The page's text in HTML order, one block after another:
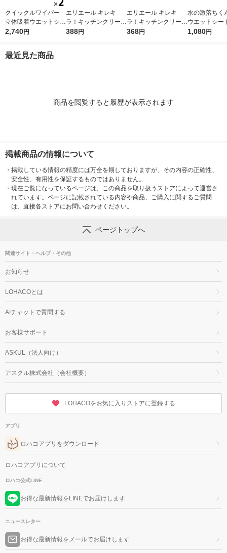
クイックルワイパー
立体吸着ウエットシー
ト 香り残らない 1セ
2,740円
エリエール キレキ
ラ！キッチンクリーナ
ー 徹底キレイ おそう
388円
エリエール キレキ
ラ！キッチンクリーナ
ー 捨てるだけで生ゴ
368円
水の激落ちく
ウエットシー
ト（20枚入
1,080円
最近見た商品
商品を閲覧すると履歴が表示されます
掲載商品の情報について
・ 掲載している情報の精度には万全を期しておりますが、その内容の正確性、
安全性、有用性を保証するものではありません。
・ 現在ご覧になっているページは、この商品を取り扱うストアによって運営さ
れています。ページに記載されている内容や商品、ご購入に関するご質問
は、直接各ストアにお問い合わせください。
ページトップへ
関連サイト・ヘルプ・その他
お知らせ
LOHACOとは
AIチャットで質問する
お客様サポート
ASKUL（法人向け）
アスクル株式会社（会社概要）
LOHACOをお気に入りストアに登録する
アプリ
ロハコアプリをダウンロード
ロハコアプリについて
ロハコ公式LINE
お得な最新情報をLINEでお届けします
ニュースレター
お得な最新情報をメールでお届けします